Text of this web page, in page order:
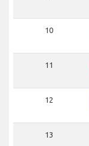
10
11
12
13